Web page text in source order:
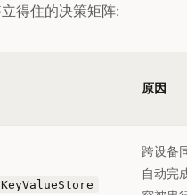
得住的决策矩阵:
原因
跨设备
自动完